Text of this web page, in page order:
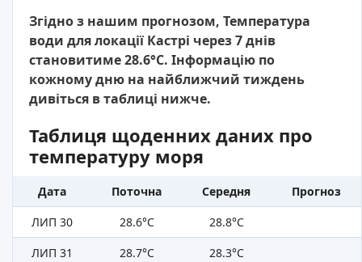
Згідно з нашим прогнозом, Температура
води для локації Кастрі через 7 днів
становитиме 28.6°C. Інформацію по
кожному дню на найближчий тиждень
дивіться в таблиці нижче.
Таблиця щоденних даних про
температуру моря
Дата Поточна Середня
Прогноз
ЛИП 30
28.6°C
28.8°C
ЛИП 31
28.7°C
28.3°C